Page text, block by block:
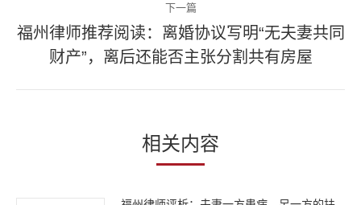
章：
下一篇
下
一
篇
福州律师推荐阅读：离婚协议写明“无夫妻共同
财产”，离后还能否主张分割共有房屋
相关内容